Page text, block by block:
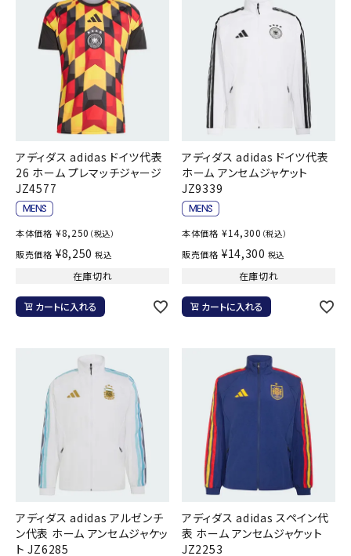
アディダス adidas ドイツ代表
26 ホーム プレマッチジャージ
JZ4577
本体価格 ¥8,250 （税込）
販売価格 ¥8,250 税込
在庫切れ
カートに入れる
アディダス adidas ドイツ代表
ホーム アンセムジャケット
JZ9339
本体価格 ¥14,300 （税込）
販売価格 ¥14,300 税込
在庫切れ
カートに入れる
アディダス adidas アルゼンチ
ン代表 ホーム アンセムジャケッ
ト JZ6285
アディダス adidas スペイン代
表 ホーム アンセムジャケット
JZ2253